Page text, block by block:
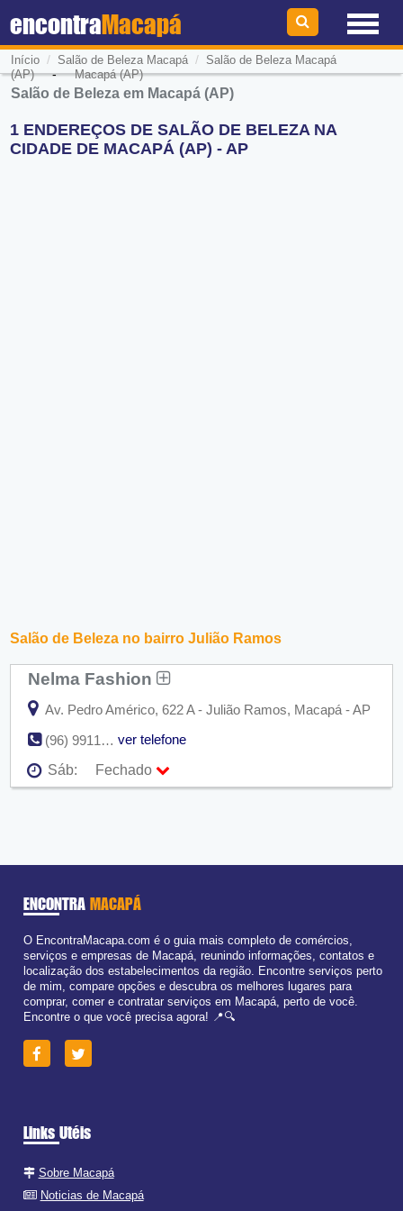
encontraMacapá
Início / Salão de Beleza Macapá/ Salão de Beleza Macapá
(AP)-Macapá (AP)
Salão de Beleza em Macapá (AP)
1 ENDEREÇOS DE SALÃO DE BELEZA NA
CIDADE DE MACAPÁ (AP) - AP
Salão de Beleza no bairro Julião Ramos
Nelma Fashion
Av. Pedro Américo, 622 A - Julião Ramos, Macapá - AP
(96) 9911-9102
ver telefone
Sáb:
Fechado
Seg:
09:00 - 18:00
Fechado
ENCONTRA MACAPÁ
O EncontraMacapa.com é o guia mais completo de comércios,
serviços e empresas de Macapá, reunindo informações, contatos e
localização dos estabelecimentos da região. Encontre serviços perto
de mim, compare opções e descubra os melhores lugares para
comprar, comer e contratar serviços em Macapá, perto de você.
Encontre o que você precisa agora! 📍🔍
Links Utéis
Sobre Macapá
Noticias de Macapá